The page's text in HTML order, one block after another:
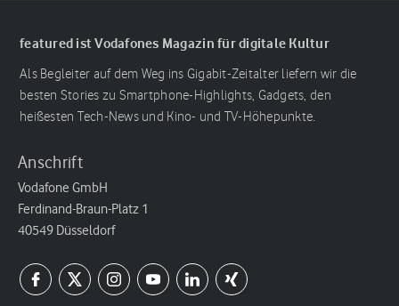
featured ist Vodafones Magazin für digitale Kultur
Als Begleiter auf dem Weg ins Gigabit-Zeitalter liefern wir die
besten Stories zu Smartphone-Highlights, Gadgets, den
heißesten Tech-News und Kino- und TV-Höhepunkte.
Anschrift
Vodafone GmbH
Ferdinand-Braun-Platz 1
40549 Düsseldorf